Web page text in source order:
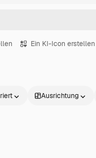
Ein KI-Icon erstellen
Ausrichtung